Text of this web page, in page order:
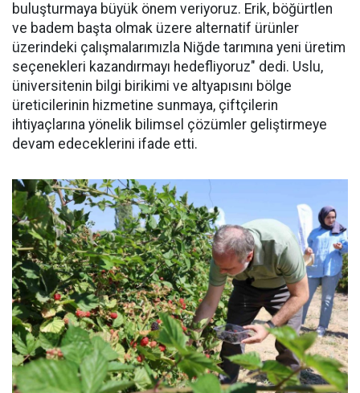
buluşturmaya büyük önem veriyoruz. Erik, böğürtlen
ve badem başta olmak üzere alternatif ürünler
üzerindeki çalışmalarımızla Niğde tarımına yeni üretim
seçenekleri kazandırmayı hedefliyoruz" dedi. Uslu,
üniversitenin bilgi birikimi ve altyapısını bölge
üreticilerinin hizmetine sunmaya, çiftçilerin
ihtiyaçlarına yönelik bilimsel çözümler geliştirmeye
devam edeceklerini ifade etti.